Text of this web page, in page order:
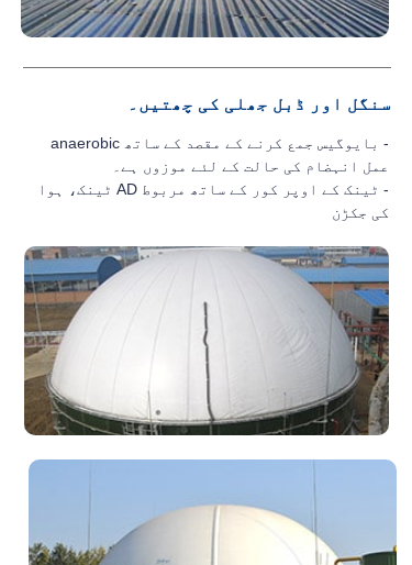
سنگل اور ڈبل جھلی کی چھتیں۔
- بایوگیس جمع کرنے کے مقصد کے ساتھ anaerobic
عمل انہضام کی حالت کے لئے موزوں ہے۔
- ٹینک کے اوپر کور کے ساتھ مربوط AD ٹینک، ہوا
کی جکڑن